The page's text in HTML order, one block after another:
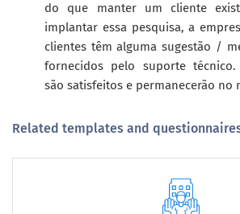
do que manter um cliente
implantar essa pesquisa, a
clientes têm alguma sugestão /
fornecidos pelo suporte técnico.
são satisfeitos e permanecerão no
Related templates and